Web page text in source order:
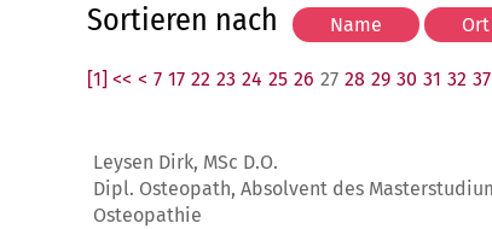
Sortieren nach
[1] << < 7 17 22 23 24 25 26 27 28 29 30 31 32 37
Leysen Dirk, MSc D.O.
Dipl. Osteopath, Absolvent des
Osteopathie